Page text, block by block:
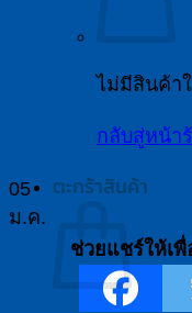
ไม่มีสินค้า
กลับสู่หน้า
ตะกร้าสินค้า
05
ม.ค.
ช่วยแชร์ให้เ